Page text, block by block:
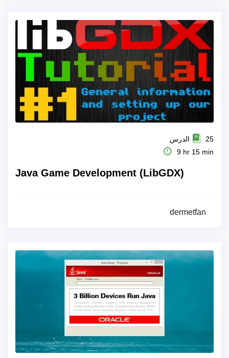
25 الدرس
9 hr 15 min
Java Game Development (LibGDX)
dermetfan